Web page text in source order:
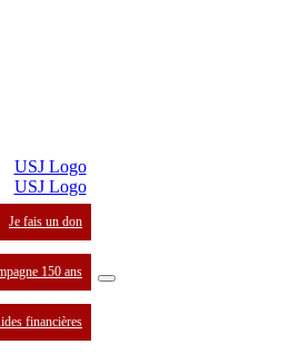
Je fais un don
150 ans
financières